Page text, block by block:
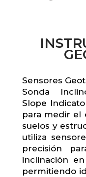
Sensores
Sonda
Slope
para medir el
suelos y
utiliza
precisión
inclinación
permitiendo